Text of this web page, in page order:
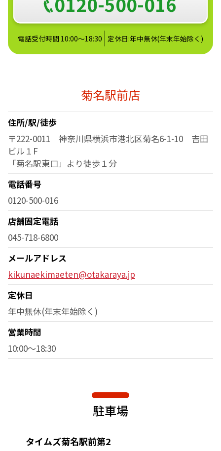
電話受付時間 10:00～18:30 定休日:年中無休(年末年始除く)
菊名駅前店
住所/駅/徒歩
〒222-0011 神奈川県横浜市港北区菊名6-1-10 吉田
ビル１F
「菊名駅東口」より徒歩１分
電話番号
0120-500-016
店舗固定電話
045-718-6800
メールアドレス
kikunaekimaeten@otakaraya.jp
定休日
年中無休(年末年始除く)
営業時間
10:00～18:30
駐車場
タイムズ菊名駅前第2